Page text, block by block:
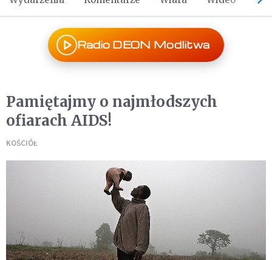
Radio DEON Modlitwa
Pamiętajmy o najmłodszych
ofiarach AIDS!
KOŚCIÓŁ